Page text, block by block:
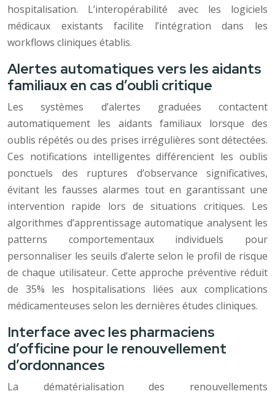
hospitalisation. L’interopérabilité avec les logiciels
médicaux existants facilite l’intégration dans les
workflows cliniques établis.
Alertes automatiques vers les aidants
familiaux en cas d’oubli critique
Les systèmes d’alertes graduées contactent
automatiquement les aidants familiaux lorsque des
oublis répétés ou des prises irrégulières sont détectées.
Ces notifications intelligentes différencient les oublis
ponctuels des ruptures d’observance significatives,
évitant les fausses alarmes tout en garantissant une
intervention rapide lors de situations critiques. Les
algorithmes d’apprentissage automatique analysent les
patterns comportementaux individuels pour
personnaliser les seuils d’alerte selon le profil de risque
de chaque utilisateur. Cette approche préventive réduit
de 35% les hospitalisations liées aux complications
médicamenteuses selon les dernières études cliniques.
Interface avec les pharmaciens
d’officine pour le renouvellement
d’ordonnances
La dématérialisation des renouvellements